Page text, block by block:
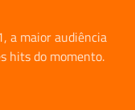
a maior audiência
hits do momento.